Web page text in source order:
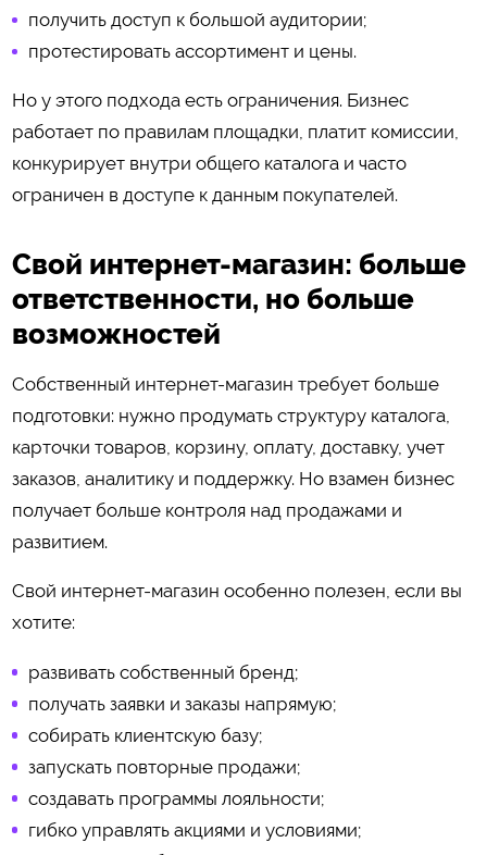
получить доступ к большой аудитории;
протестировать ассортимент и цены.
Но у этого подхода есть ограничения. Бизнес
работает по правилам площадки, платит комиссии,
конкурирует внутри общего каталога и часто
ограничен в доступе к данным покупателей.
Свой интернет-магазин: больше
ответственности, но больше
возможностей
Собственный интернет-магазин требует больше
подготовки: нужно продумать структуру каталога,
карточки товаров, корзину, оплату, доставку, учет
заказов, аналитику и поддержку. Но взамен бизнес
получает больше контроля над продажами и
развитием.
Свой интернет-магазин особенно полезен, если вы
хотите:
развивать собственный бренд;
получать заявки и заказы напрямую;
собирать клиентскую базу;
запускать повторные продажи;
создавать программы лояльности;
гибко управлять акциями и условиями;